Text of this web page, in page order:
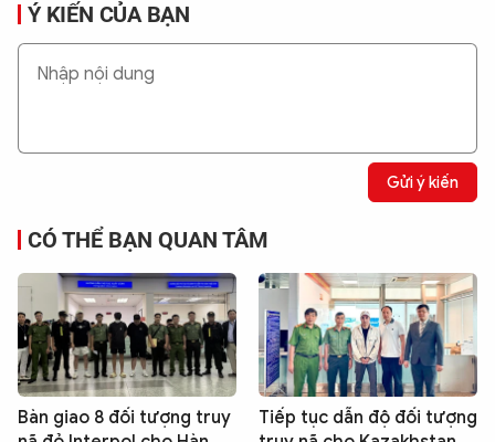
Ý KIẾN CỦA BẠN
Gửi ý kiến
CÓ THỂ BẠN QUAN TÂM
Bàn giao 8 đối tượng truy
Tiếp tục dẫn độ đối tượng